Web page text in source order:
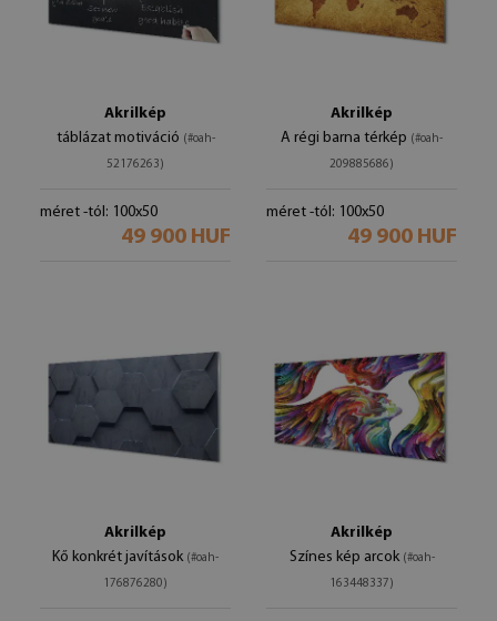
Akrilkép
táblázat motiváció (#oah-
52176263)
méret -tól: 100x50
49 900 HUF
Akrilkép
A régi barna térkép (#oah-
209885686)
méret -tól: 100x50
49 900 HUF
Akrilkép
Kő konkrét javítások (#oah-
176876280)
Akrilkép
Színes kép arcok (#oah-
163448337)